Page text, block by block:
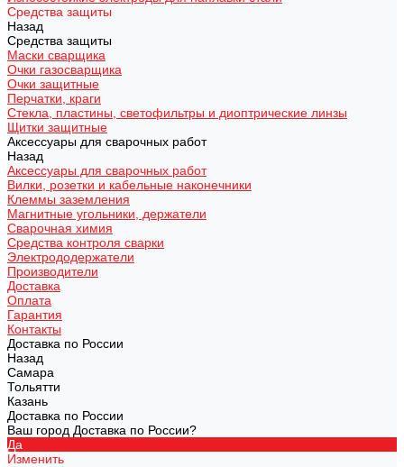
Средства защиты
Назад
Средства защиты
Маски сварщика
Очки газосварщика
Очки защитные
Перчатки, краги
Стекла, пластины, светофильтры и диоптрические линзы
Щитки защитные
Аксессуары для сварочных работ
Назад
Аксессуары для сварочных работ
Вилки, розетки и кабельные наконечники
Клеммы заземления
Магнитные угольники, держатели
Сварочная химия
Средства контроля сварки
Электрододержатели
Производители
Доставка
Оплата
Гарантия
Контакты
Доставка по России
Назад
Самара
Тольятти
Казань
Доставка по России
Ваш город Доставка по России?
Да
Изменить